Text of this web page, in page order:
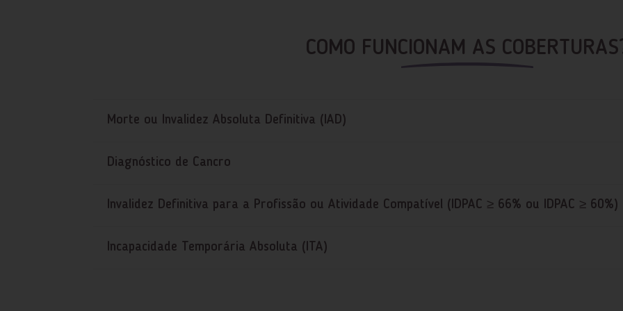
COMO FUNCIONAM AS
Morte ou Invalidez Absoluta Definitiva (IAD)
Diagnóstico de Cancro
Invalidez Definitiva para a Profissão ou Atividade Compatível (IDPAC ≥ 66% ou IDPAC ≥ 60%)
Incapacidade Temporária Absoluta (ITA)